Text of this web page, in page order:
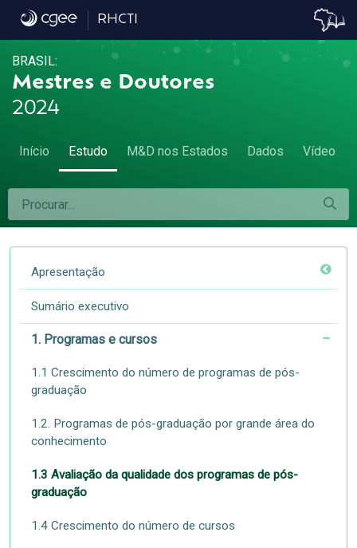
1.3 Avaliação da qualidade dos
RHCTI
BRASIL:
Mestres e Doutores
2024
Início Estudo M&D nos Estados Dados Vídeo
Apresentação
Sumário executivo
1. Programas e cursos
1.1 Crescimento do número de programas de pós-
graduação
1.2. Programas de pós-graduação por grande área do
conhecimento
1.3 Avaliação da qualidade dos programas de pós-
graduação
1.4 Crescimento do número de cursos